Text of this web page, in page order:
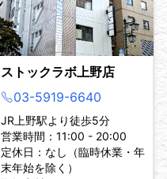
ストックラボ上野店
03-5919-6640
JR上野駅より徒歩5分
営業時間：11:00 - 20:00
定休日：なし（臨時休業・年
末年始を除く）